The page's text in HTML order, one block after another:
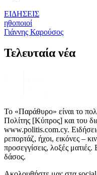
ΕΙΔΗΣΕΙΣ
ηθοποιοί
Γιάννης Καρούσος
Τελευταία νέα
Το «Παράθυρο» είναι το
Πολίτης [Κύπρος] και του
www.politis.com.cy.
ρεπορτάζ, ήχοι, εικόνες –
προσεγγίσεις, λοξές
δάσος.